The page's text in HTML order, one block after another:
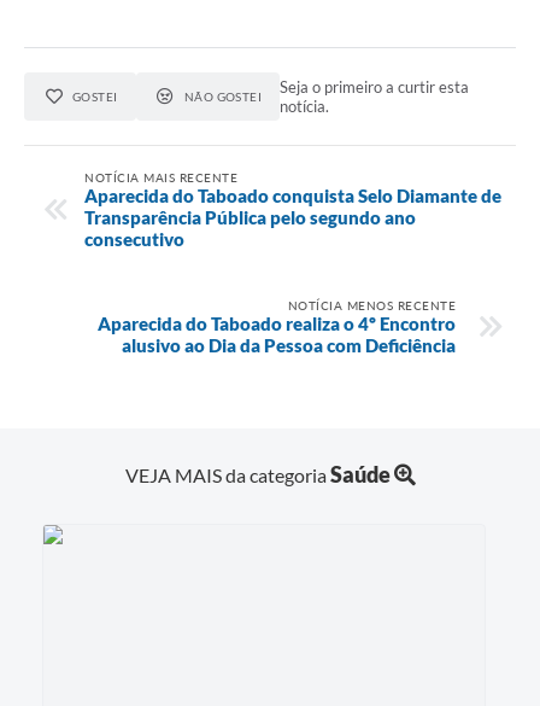
GOSTEI NÃO GOSTEI
Seja o primeiro a curtir esta
notícia.
NOTÍCIA MAIS RECENTE
Aparecida do Taboado conquista Selo Diamante de
Transparência Pública pelo segundo ano
consecutivo
NOTÍCIA MENOS RECENTE
Aparecida do Taboado realiza o 4º Encontro
alusivo ao Dia da Pessoa com Deficiência
VEJA MAIS da categoriaSaúde